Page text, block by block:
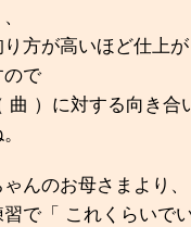
方が高いほど仕上
ので
曲 ）に対する向き合
んのお母さまより、
で「 これくらいで